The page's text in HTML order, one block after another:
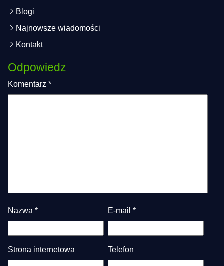
Blogi
Najnowsze wiadomości
Kontakt
Odpowiedz
Komentarz *
Nazwa * E-mail *
Strona internetowa Telefon